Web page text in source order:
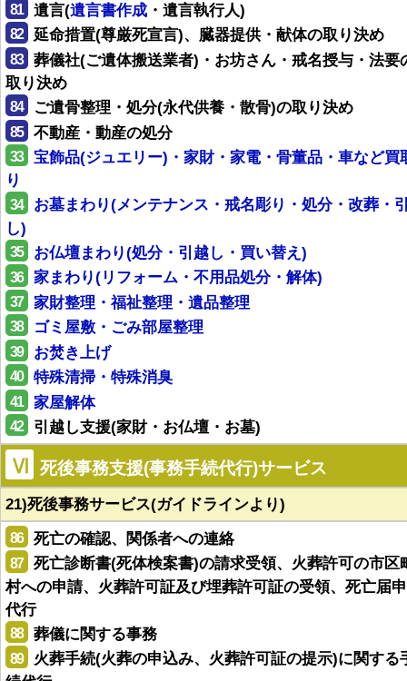
81 遺言(遺言書作成 ・遺言執行人)
82 延命措置(尊厳死宣言)、臓器提供・献体の取り決め
83
葬儀社(ご遺体搬送業者)・お坊さん・戒名授与・法要
取り決め
84 ご遺骨整理・処分(永代供養・散骨)の取り決め
85 不動産・動産の処分
33
宝飾品(ジュエリー)・家財・家電・骨董品・車など買
り
34
お墓まわり(メンテナンス・戒名彫り・処分・改葬・
し)
35 お仏壇まわり(処分・引越し・買い替え)
36 家まわり(リフォーム・不用品処分・解体)
37 家財整理・福祉整理・遺品整理
38 ゴミ屋敷・ごみ部屋整理
39 お焚き上げ
40 特殊清掃・特殊消臭
41 家屋解体
42 引越し支援(家財・お仏壇・お墓)
Ⅵ 死後事務支援(事務手続代行)サービス
21)死後事務サービス(ガイドラインより)
86 死亡の確認、関係者への連絡
87
死亡診断書(死体検案書)の請求受領、火葬許可の市区
村への申請、火葬許可証及び埋葬許可証の受領、死亡届
代行
88 葬儀に関する事務
89
火葬手続(火葬の申込み、火葬許可証の提示)に関する